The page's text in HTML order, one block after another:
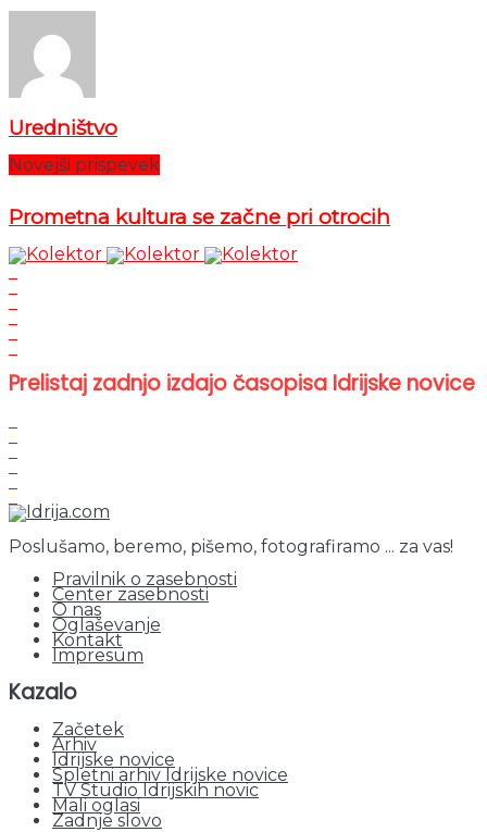
Uredništvo
Novejši prispevek
Prometna kultura se začne pri otrocih
Prelistaj zadnjo izdajo časopisa Idrijske novice
Poslušamo, beremo, pišemo, fotografiramo ... za vas!
Pravilnik o zasebnosti
Center zasebnosti
O nas
Oglaševanje
Kontakt
Impresum
Kazalo
Začetek
Arhiv
Idrijske novice
Spletni arhiv Idrijske novice
TV Studio Idrijskih novic
Mali oglasi
Zadnje slovo